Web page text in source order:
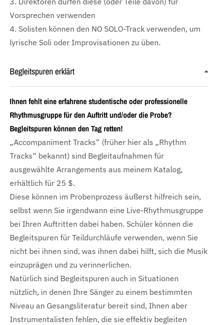
Vorsprechen verwenden
4. Solisten können den NO SOLO-Track verwenden, um
lyrische Soli oder Improvisationen zu üben.
Begleitspuren erklärt
Ihnen fehlt eine erfahrene studentische oder professionelle
Rhythmusgruppe für den Auftritt und/oder die Probe?
Begleitspuren können den Tag retten!
„Accompaniment Tracks“ (früher hier als „Rhythm
Tracks“ bekannt) sind Begleitaufnahmen für
ausgewählte Arrangements aus meinem Katalog,
erhältlich für 25 $.
Diese können im Probenprozess äußerst hilfreich sein,
selbst wenn Sie irgendwann eine Live-Rhythmusgruppe
bei Ihren Auftritten dabei haben. Schüler können die
Begleitspuren für Teildurchläufe verwenden, wenn Sie
nicht bei ihnen sind, was ihnen dabei hilft, sich die Musik
einzuprägen und zu verinnerlichen.
Natürlich sind Begleitspuren auch in Situationen
nützlich, in denen Ihre Sänger zu einem bestimmten
Niveau an Gesangsliteratur bereit sind, Ihnen aber
Instrumentalisten fehlen, die sie effektiv begleiten